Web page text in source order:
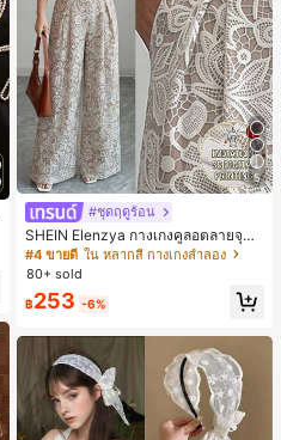
5
#ชุดฤดูร้อน
SHEIN Elenzya กางเกงคูลอตลายจุดเ
อวสูงแบบใหม่สำหรับฤดูใบไม้ผลิ/ฤดูร้อ
น, สไตล์หรูหราเหมาะสำหรับใส่ในชีวิต
ประจำวันและทำงาน, ให้ความรู้สึกวินเ
ทจสำหรับฤดูรับปริญญา, เทศกาลดนตร
ี, การแข่งม้าดาร์บี้, วันประกาศอิสรภาพ
#4 ขายดี ใน หลากสี กางเกงลำลอง
80+ sold
฿253 -6%